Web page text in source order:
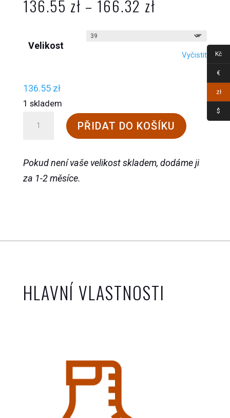
136.55 zł – 166.32 zł
136.55 zł
166.32 zł
Velikost
Vyčistit
136.55 zł
1 skladem
bot
množství
PŘIDAT DO KOŠÍKU
Pokud není vaše velikost skladem, dodáme ji
za 1-2 měsíce.
HLAVNÍ VLASTNOSTI
Kč
€
zł
$